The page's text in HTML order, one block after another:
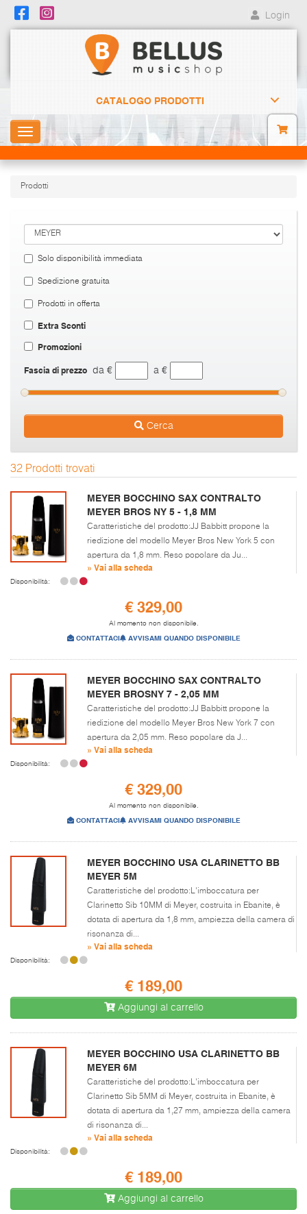
Login
CATALOGO PRODOTTI
Toggle
navigation
Prodotti
Solo disponibilità immediata
Spedizione gratuita
Prodotti in offerta
Extra Sconti
Promozioni
Fascia di prezzo da € a €
Cerca
32 Prodotti trovati
MEYER BOCCHINO SAX CONTRALTO
MEYER BROS NY 5 - 1,8 MM
Caratteristiche del prodotto:JJ Babbitt propone la
riedizione del modello Meyer Bros New York 5 con
apertura da 1,8 mm. Reso popolare da Ju...
» Vai alla scheda
Disponibilità:
€ 329,00
Al momento non disponibile.
CONTATTACI AVVISAMI QUANDO DISPONIBILE
MEYER BOCCHINO SAX CONTRALTO
MEYER BROSNY 7 - 2,05 MM
Caratteristiche del prodotto:JJ Babbitt propone la
riedizione del modello Meyer Bros New York 7 con
apertura da 2,05 mm. Reso popolare da J...
» Vai alla scheda
Disponibilità:
€ 329,00
Al momento non disponibile.
CONTATTACI AVVISAMI QUANDO DISPONIBILE
MEYER BOCCHINO USA CLARINETTO BB
MEYER 5M
Caratteristiche del prodotto:L'imboccatura per
Clarinetto Sib 10MM di Meyer, costruita in Ebanite, è
dotata di apertura da 1,8 mm, ampiezza della camera di
risonanza di...
» Vai alla scheda
Disponibilità:
€ 189,00
Aggiungi al carrello
MEYER BOCCHINO USA CLARINETTO BB
MEYER 6M
Caratteristiche del prodotto:L'imboccatura per
Clarinetto Sib 5MM di Meyer, costruita in Ebanite, è
dotata di apertura da 1,27 mm, ampiezza della camera
di risonanza di...
» Vai alla scheda
Disponibilità:
€ 189,00
Aggiungi al carrello